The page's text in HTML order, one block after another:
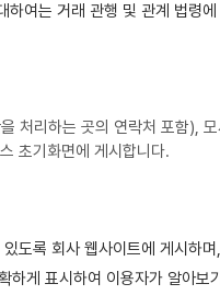
여는 거래 관행 및 관계 법령
처리하는 곳의 연락처 포함),
초기화면에 게시합니다.
도록 회사 웹사이트에 게시하
게 표시하여 이용자가 알아보